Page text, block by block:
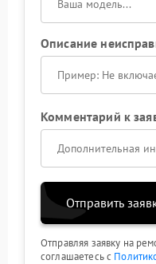
Описание
Комментарий к
Отправить
Отправляя заявку на
соглашаетесь с